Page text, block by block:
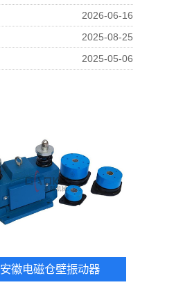
2026-06-16
2025-08-25
2025-05-06
安徽电磁仓壁振动器